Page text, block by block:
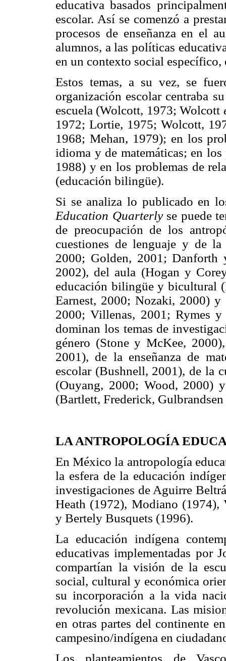
educativa basados
escolar. Así se comenzó a
procesos de enseñanza en el
alumnos, a las políticas
en un contexto social específico,
Estos temas, a su vez, se
organización escolar centraba
escuela (Wolcott, 1973; Wolcott
1972; Lortie, 1975; Wolcott,
1968; Mehan, 1979); en los
idioma y de matemáticas; en
1988) y en los problemas de
(educación bilingüe).
Si se analiza lo publicado en
Education Quarterlyse puede
de preocupación de los
cuestiones de lenguaje y de
2000; Golden, 2001; Danforth
2002), del aula (Hogan y
educación bilingüe y bicultural
Earnest, 2000; Nozaki, 2000)
2000; Villenas, 2001; Rymes
dominan los temas de
género (Stone y McKee,
2001), de la enseñanza de
escolar (Bushnell, 2001), de la
(Ouyang, 2000; Wood, 2000)
(Bartlett, Frederick,
LA ANTROPOLOGÍA
En México la antropología
la esfera de la educación
investigaciones de Aguirre
Heath (1972), Modiano (1974),
y Bertely Busquets (1996).
La educación indígena
educativas implementadas por
compartían la visión de la
social, cultural y económica
su incorporación a la vida
revolución mexicana. Las
en otras partes del continente
campesino/indígena en